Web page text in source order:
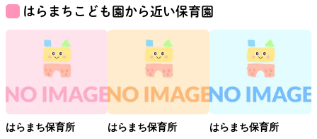
はらまちこども園から近い保育園
はらまち保育所 はらまち保育所 はらまち保育所